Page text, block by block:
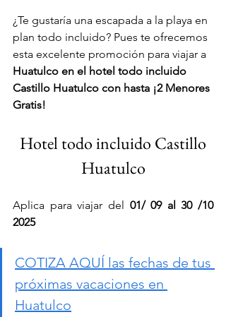
¿Te gustaría una escapada a la playa en
plan todo incluido? Pues te ofrecemos
esta excelente promoción para viajar a
Huatulco en el hotel todo incluido
Castillo Huatulco con hasta ¡2 Menores
Gratis!
Huatulco
Aplica para viajar del 01/ 09 al 30 /10
2025
COTIZA AQUÍ las fechas de tus
próximas vacaciones en
Huatulco